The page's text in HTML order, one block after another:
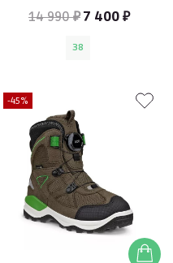
14 990 ₽ 7 400 ₽
38
-45%